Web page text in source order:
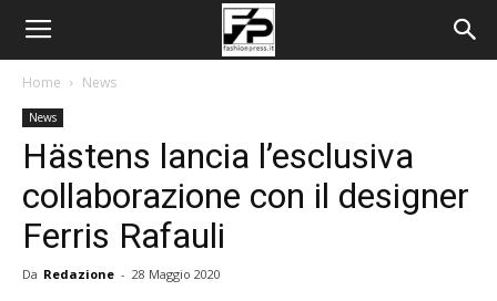
Home News
News
Hästens lancia l’esclusiva
collaborazione con il designer
Ferris Rafauli
Da Redazione - 28 Maggio 2020